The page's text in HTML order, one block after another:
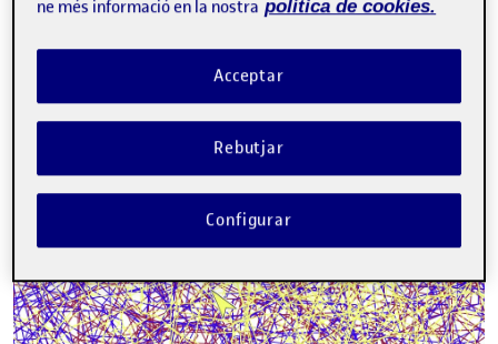
Publicat per
Úrsula Bischofberger Valdes
Data de publicació14 novembre, 2024 1:19 pm
3 comentaris
ne més informació en la nostra política de cookies.
Rebutjar
Acceptar
Configurar